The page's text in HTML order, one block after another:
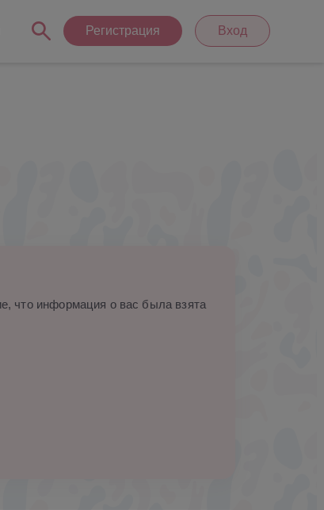
Регистрация Вход
что информация о вас была взята